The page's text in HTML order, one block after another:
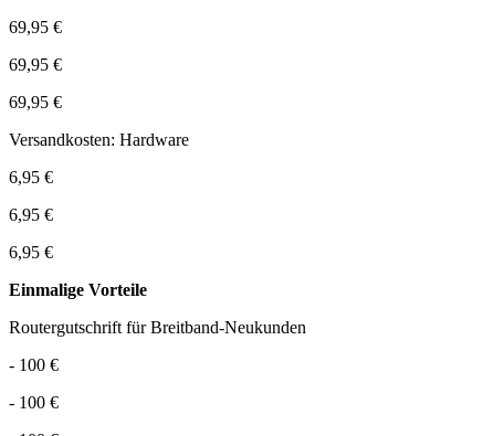
69,95 €
69,95 €
69,95 €
Versandkosten: Hardware
6,95 €
6,95 €
6,95 €
Einmalige Vorteile
Routergutschrift für Breitband-Neukunden
- 100 €
- 100 €